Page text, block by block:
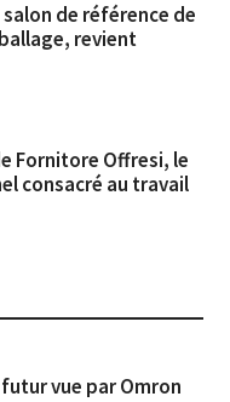
de référence de
revient
Fornitore Offresi, le
consacré au travail
vue par Omron